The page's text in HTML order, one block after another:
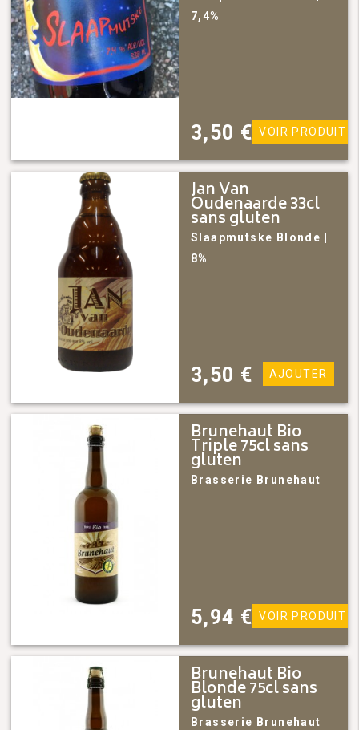
7,4%
3,50 € VOIR PRODUIT
Jan Van
Oudenaarde 33cl
sans gluten
Slaapmutske Blonde
8%
3,50 € AJOUTER
Brunehaut Bio
Triple 75cl sans
gluten
Brasserie Brunehaut
5,94 € VOIR PRODUIT
Brunehaut Bio
Blonde 75cl sans
gluten
Brasserie Brunehaut